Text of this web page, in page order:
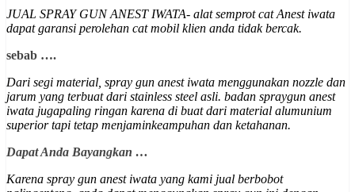
JUAL SPRAY GUN ANEST IWATA- alat semprot cat Anest iwata
dapat garansi perolehan cat mobil klien anda tidak bercak.
sebab ….
Dari segi material, spray gun anest iwata menggunakan nozzle dan
jarum yang terbuat dari stainless steel asli. badan spraygun anest
iwata jugapaling ringan karena di buat dari material alumunium
superiortapi tetap menjaminkeampuhan dan ketahanan.
Dapat Anda Bayangkan …
Karena spray gun anest iwata yang kami jual berbobot